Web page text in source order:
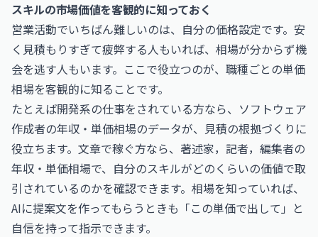
スキルの市場価値を客観的に知っておく
営業活動でいちばん難しいのは、自分の価格設定です。安
く見積もりすぎて疲弊する人もいれば、相場が分からず機
会を逃す人もいます。ここで役立つのが、職種ごとの単価
相場を客観的に知ることです。
たとえば開発系の仕事をされている方なら、 ソフトウェア
作成者の年収・単価相場のデータが、見積の根拠づくりに
役立ちます。文章で稼ぐ方なら、 著述家，記者，編集者の
年収・単価相場で、自分のスキルがどのくらいの価値で取
引されているのかを確認できます。相場を知っていれば、
AIに提案文を作ってもらうときも「この単価で出して」と
自信を持って指示できます。